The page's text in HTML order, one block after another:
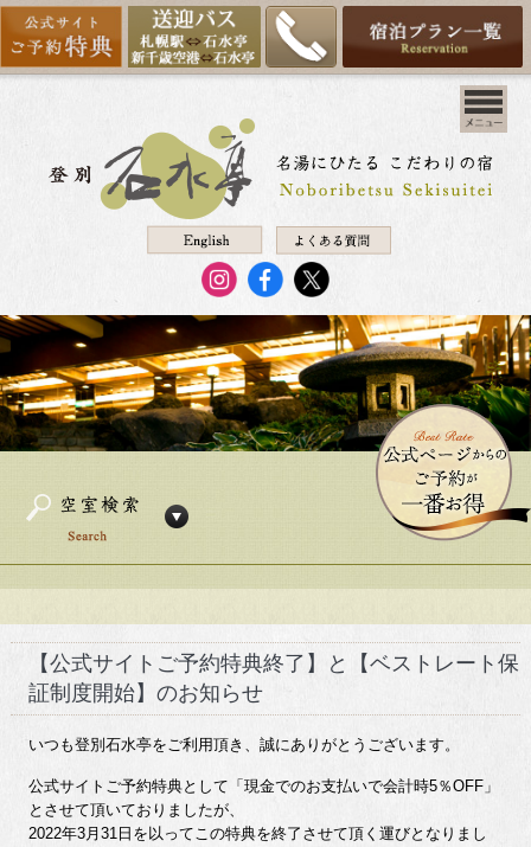
【公式サイトご予約特典終了】と【ベストレート保
証制度開始】のお知らせ
いつも登別石水亭をご利用頂き、誠にありがとうございます。
公式サイトご予約特典として「現金でのお支払いで会計時5％OFF」
とさせて頂いておりましたが、
2022年3月31日を以ってこの特典を終了させて頂く運びとなりまし